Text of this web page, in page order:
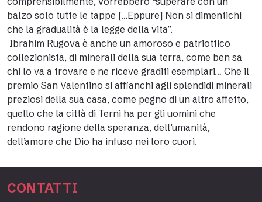
balzo solo tutte le tappe […Eppure] Non si dimentichi
che la gradualità è la legge della vita”.
Ibrahim Rugova è anche un amoroso e patriottico
collezionista, di minerali della sua terra, come ben sa
chi lo va a trovare e ne riceve graditi esemplari… Che il
premio San Valentino si affianchi agli splendidi minerali
preziosi della sua casa, come pegno di un altro affetto,
quello che la città di Terni ha per gli uomini che
rendono ragione della speranza, dell’umanità,
dell’amore che Dio ha infuso nei loro cuori.
CONTATTI